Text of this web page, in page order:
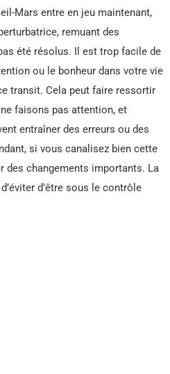
Mars entre en jeu maintenant,
remuant des
été résolus. Il est trop facile de
ou le bonheur dans votre vie
transit. Cela peut faire ressortir
faisons pas attention, et
entraîner des erreurs ou des
si vous canalisez bien cette
des changements importants. La
d’être sous le contrôle